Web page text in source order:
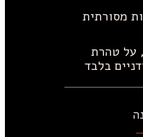
מסורתית
על טהרת
בלבד